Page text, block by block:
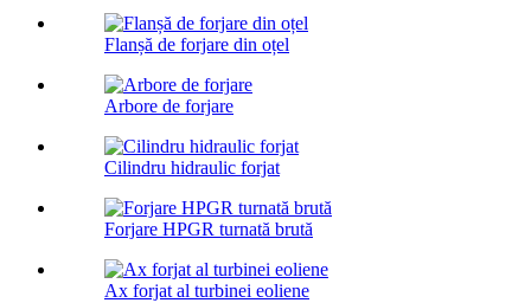
Flanșă de forjare din oțel
Arbore de forjare
Cilindru hidraulic forjat
Forjare HPGR turnată brută
Ax forjat al turbinei eoliene